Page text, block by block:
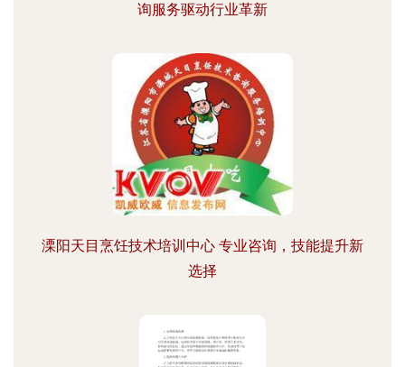
询服务驱动行业革新
溧阳天目烹饪技术培训中心 专业咨询，技能提升新
选择